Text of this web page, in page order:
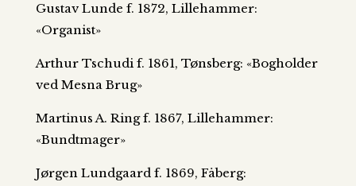
Gustav Lunde f. 1872, Lillehammer:
«Organist»
Arthur Tschudi f. 1861, Tønsberg: «Bogholder
ved Mesna Brug»
Martinus A. Ring f. 1867, Lillehammer:
«Bundtmager»
Jørgen Lundgaard f. 1869, Fåberg: